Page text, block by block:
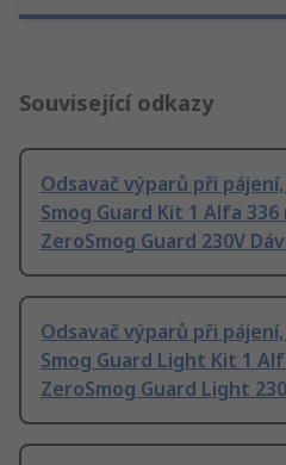
Související odkazy
Odsavač výparů při
Smog Guard Kit 1 Alfa 336
ZeroSmog Guard 230V
Odsavač výparů při
Smog Guard Light Kit 1
ZeroSmog Guard Light